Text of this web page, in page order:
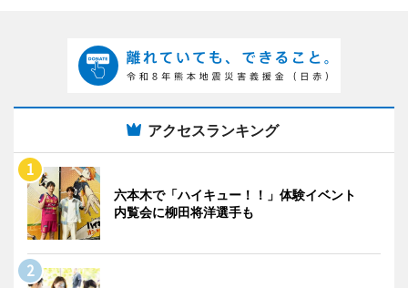
アクセスランキング
六本木で「ハイキュー！！」体験イベント
内覧会に柳田将洋選手も